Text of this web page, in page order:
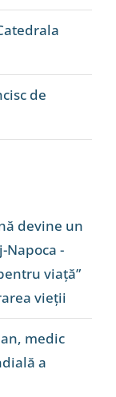
de
devine un
Napoca -
viață”
vieții
medic
a